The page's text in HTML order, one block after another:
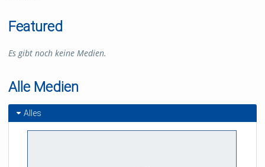
Featured
Es gibt noch keine Medien.
Alle Medien
Alles